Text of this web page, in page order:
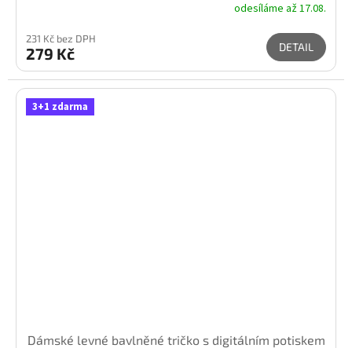
odesíláme až 17.08.
231 Kč bez DPH
279 Kč DETAIL
3+1 zdarma
Dámské levné bavlněné tričko s digitálním potiskem